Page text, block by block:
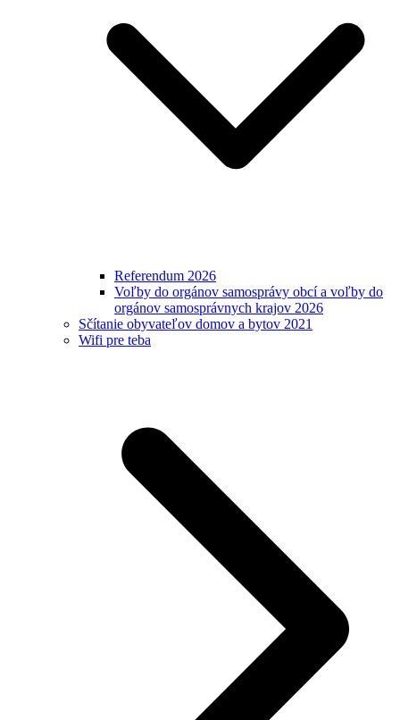
Referendum 2026
Voľby do orgánov samosprávy obcí a voľby do
orgánov samosprávnych krajov 2026
Sčítanie obyvateľov domov a bytov 2021
Wifi pre teba